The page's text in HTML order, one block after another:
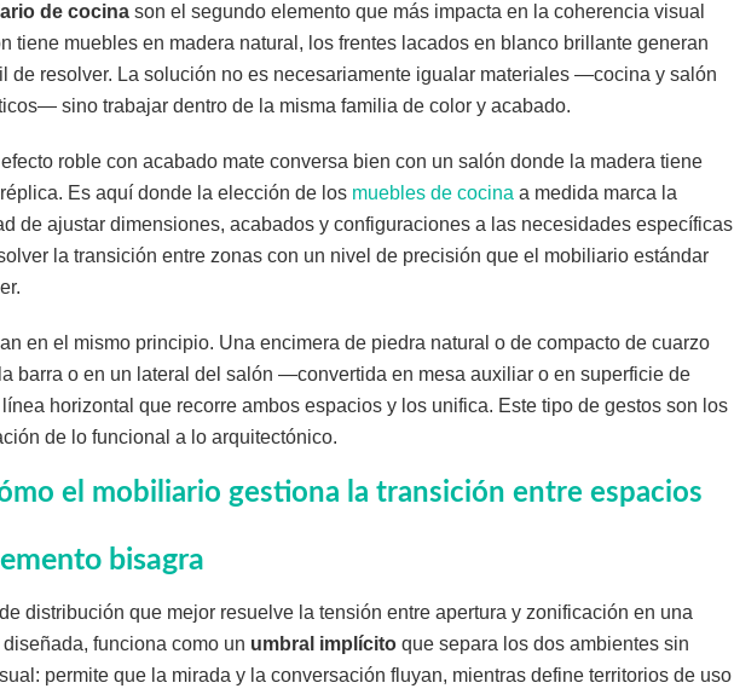
de cocina son el segundo elemento que más impacta en la coherencia visual
tiene muebles en madera natural, los frentes lacados en blanco brillante generan
de resolver. La solución no es necesariamente igualar materiales —cocina y salón
sino trabajar dentro de la misma familia de color y acabado.
roble con acabado mate conversa bien con un salón donde la madera tiene
Es aquí donde la elección de los muebles de cocina a medida marca la
de ajustar dimensiones, acabados y configuraciones a las necesidades específicas
la transición entre zonas con un nivel de precisión que el mobiliario estándar
en el mismo principio. Una encimera de piedra natural o de compacto de cuarzo
barra o en un lateral del salón —convertida en mesa auxiliar o en superficie de
horizontal que recorre ambos espacios y los unifica. Este tipo de gestos son los
de lo funcional a lo arquitectónico.
el mobiliario gestiona la transición entre espacios
bisagra
distribución que mejor resuelve la tensión entre apertura y zonificación en una
funciona como un umbral implícito que separa los dos ambientes sin
permite que la mirada y la conversación fluyan, mientras define territorios de uso